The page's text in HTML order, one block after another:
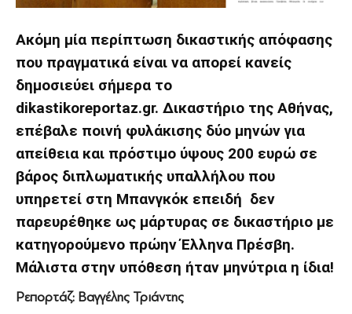
Ακόμη μία περίπτωση δικαστικής απόφασης
που πραγματικά είναι να απορεί κανείς
δημοσιεύει σήμερα το
dikastikoreportaz.gr. Δικαστήριο της Αθήνας,
επέβαλε ποινή φυλάκισης δύο μηνών για
απείθεια και πρόστιμο ύψους 200 ευρώ σε
βάρος διπλωματικής υπαλλήλου που
υπηρετεί στη Μπανγκόκ επειδή δεν
παρευρέθηκε ως μάρτυρας σε δικαστήριο με
κατηγορούμενο πρώην Έλληνα Πρέσβη.
Μάλιστα στην υπόθεση ήταν μηνύτρια η ίδια!
Ρεπορτάζ: Βαγγέλης Τριάντης